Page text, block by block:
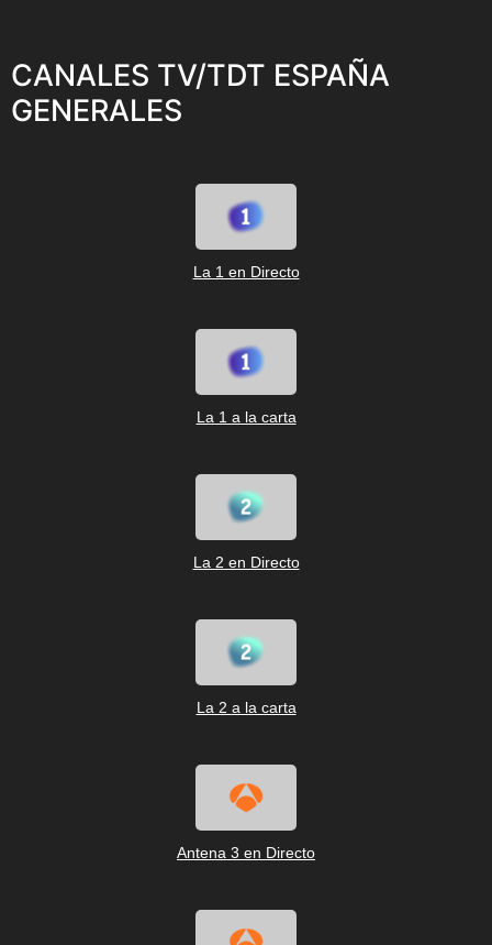
CANALES TV/TDT ESPAÑA
GENERALES
La 1 en Directo
La 1 a la carta
La 2 en Directo
La 2 a la carta
Antena 3 en Directo